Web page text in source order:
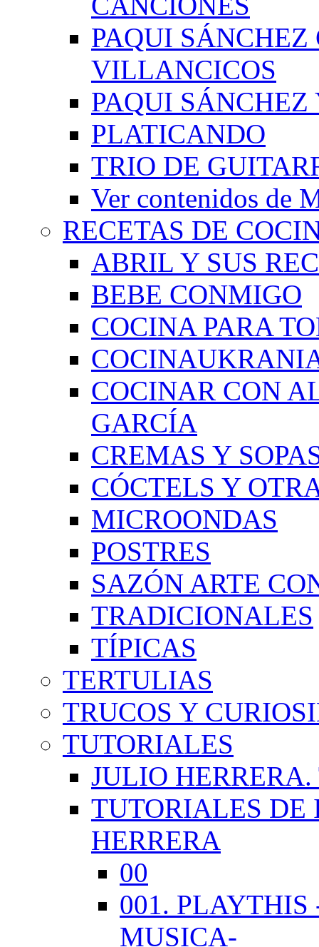
PAQUI
VILLANCICOS
PAQUI
PLATICANDO
TRIO DE
Ver contenidos de
RECETAS DE
ABRIL Y SUS
BEBE CONMIGO
COCINA PARA
COCINAR CON
GARCÍA
CREMAS Y
CÓCTELS Y
MICROONDAS
POSTRES
SAZÓN ARTE
TRADICIONALES
TÍPICAS
TERTULIAS
TRUCOS Y
TUTORIALES
JULIO
TUTORIALES DE
HERRERA
00
001. PLAYTHIS
MUSICA-